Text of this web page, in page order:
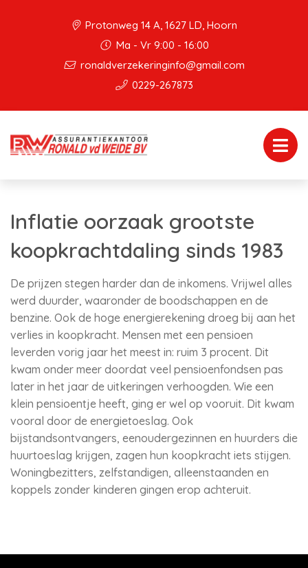
Protonweg 14 A, 1627 LD, Hoorn
Ma - Vr 9:00 - 16:00
ronaldverzekeringinfo@gmail.com
0229-267873
Inflatie oorzaak grootste
koopkrachtdaling sinds 1983
De prijzen stegen harder dan de inkomens. Vrijwel alles
werd duurder, waaronder de boodschappen en de
benzine. Ook de hoge energierekening droeg bij aan het
verlies in koopkracht. Mensen met een pensioen
leverden vorig jaar het meest in: ruim 3 procent. Dit
kwam onder meer doordat veel pensioenfondsen pas
later in het jaar de uitkeringen verhoogden. Wie een
klein pensioentje heeft, ging er wel op vooruit. Dit kwam
vooral door de energietoeslag. Ook
bijstandsontvangers, eenoudergezinnen en huurders die
huurtoeslag krijgen, zagen hun koopkracht iets stijgen.
Woningbezitters, zelfstandigen, alleenstaanden en
koppels zonder kinderen gingen erop achteruit.